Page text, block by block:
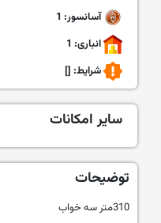
آسانسور: 1
انباری: 1
شرایط: []
سایر امکانات
توضیحات
310متر سه خواب